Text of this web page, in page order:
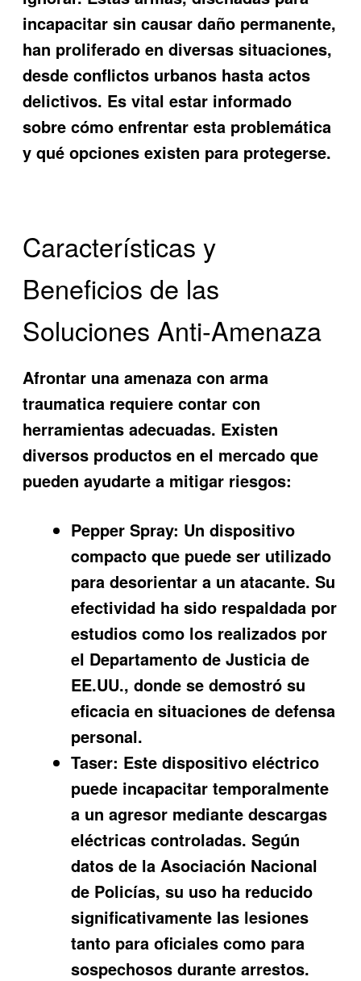
incapacitar sin causar daño permanente,
han proliferado en diversas situaciones,
desde conflictos urbanos hasta actos
delictivos. Es vital estar informado
sobre cómo enfrentar esta problemática
y qué opciones existen para protegerse.
Características y
Beneficios de las
Soluciones Anti-Amenaza
Afrontar unaamenaza con arma
traumatica requiere contar con
herramientas adecuadas. Existen
diversos productos en el mercado que
pueden ayudarte a mitigar riesgos:
Pepper Spray: Un dispositivo
compacto que puede ser utilizado
para desorientar a un atacante. Su
efectividad ha sido respaldada por
estudios como los realizados por
el Departamento de Justicia de
EE.UU., donde se demostró su
eficacia en situaciones de defensa
personal.
Taser: Este dispositivo eléctrico
puede incapacitar temporalmente
a un agresor mediante descargas
eléctricas controladas. Según
datos de la Asociación Nacional
de Policías, su uso ha reducido
significativamente las lesiones
tanto para oficiales como para
sospechosos durante arrestos.